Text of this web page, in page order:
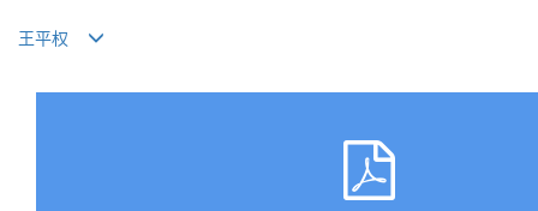
王平权